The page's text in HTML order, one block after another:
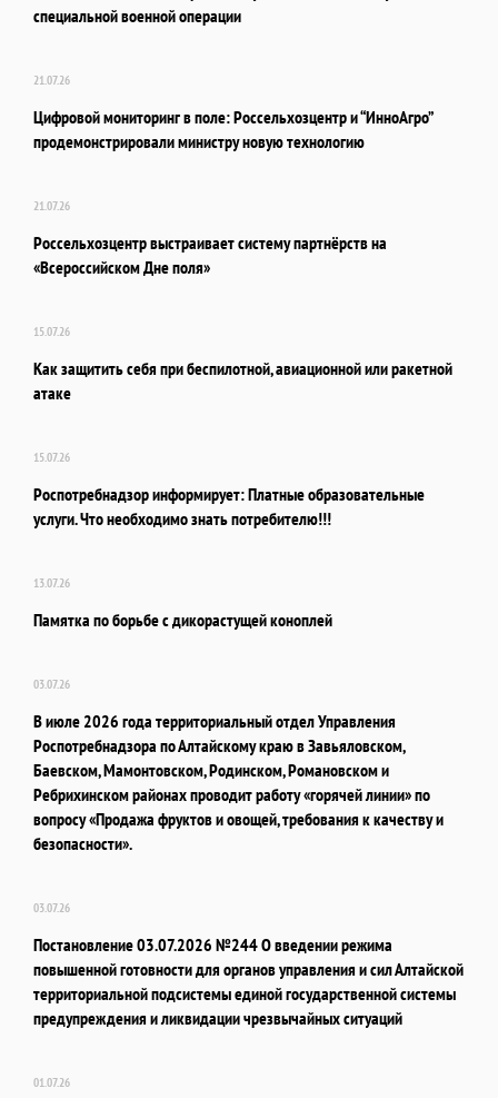
специальной военной операции
21.07.26
Цифровой мониторинг в поле: Россельхозцентр и “ИнноАгро”
продемонстрировали министру новую технологию
21.07.26
Россельхозцентр выстраивает систему партнёрств на
«Всероссийском Дне поля»
15.07.26
Как защитить себя при беспилотной, авиационной или ракетной
атаке
15.07.26
Роспотребнадзор информирует: Платные образовательные
услуги. Что необходимо знать потребителю!!!
13.07.26
Памятка по борьбе с дикорастущей коноплей
03.07.26
В июле 2026 года территориальный отдел Управления
Роспотребнадзора по Алтайскому краю в Завьяловском,
Баевском, Мамонтовском, Родинском, Романовском и
Ребрихинском районах проводит работу «горячей линии» по
вопросу «Продажа фруктов и овощей, требования к качеству и
безопасности».
03.07.26
Постановление 03.07.2026 №244 О введении режима
повышенной готовности для органов управления и сил Алтайской
территориальной подсистемы единой государственной системы
предупреждения и ликвидации чрезвычайных ситуаций
01.07.26